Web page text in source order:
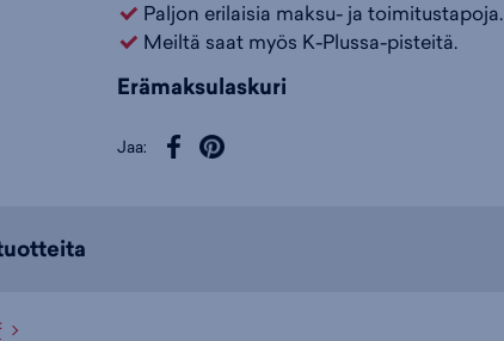
Paljon erilaisia maksu- ja toimitustapoja.
Meiltä saat myös K-Plussa-pisteitä.
Erämaksulaskuri
Jaa: